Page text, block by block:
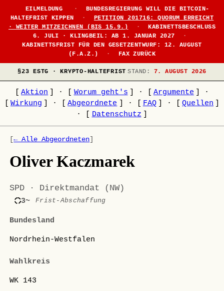
EILMELDUNG ·
BUNDESREGIERUNG WILL DIE BITCOIN-
HALTEFRIST KIPPEN
·
PETITION 201716: QUORUM ERREICHT
· WEITER MITZEICHNEN (BIS 15.9.)
·
KABINETTSBESCHLUSS
6. JULI · KLINGBEIL: AB 1. JANUAR 2027
·
KABINETTSFRIST FÜR DEN GESETZENTWURF: 12. AUGUST
(F.A.Z.)
· FAX ZURÜCK
§23 ESTG · KRYPTO-HALTEFRIST STAND: 7. AUGUST 2026
Aktion · Worum geht's · Argumente
·
Wirkung · Abgeordnete · FAQ · Quellen
·
Datenschutz
[← Alle Abgeordneten]
Oliver Kaczmarek
SPD · Direktmandat (NW)
3~ Frist-Abschaffung
Bundesland
Nordrhein-Westfalen
Wahlkreis
WK 143